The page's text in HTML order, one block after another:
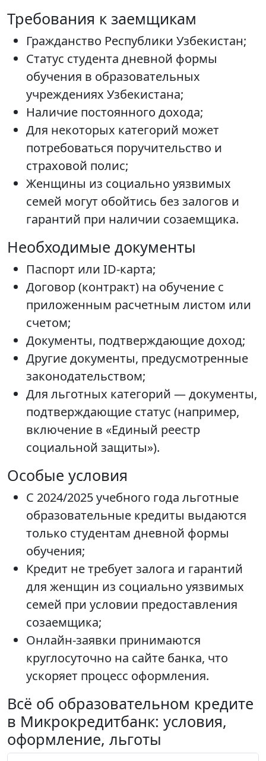
Требования к заемщикам
Гражданство Республики Узбекистан;
Статус студента дневной формы
обучения в образовательных
учреждениях Узбекистана;
Наличие постоянного дохода;
Для некоторых категорий может
потребоваться поручительство и
страховой полис;
Женщины из социально уязвимых
семей могут обойтись без залогов и
гарантий при наличии созаемщика.
Необходимые документы
Паспорт или ID-карта;
Договор (контракт) на обучение с
приложенным расчетным листом или
счетом;
Документы, подтверждающие доход;
Другие документы, предусмотренные
законодательством;
Для льготных категорий — документы,
подтверждающие статус (например,
включение в «Единый реестр
социальной защиты»).
Особые условия
С 2024/2025 учебного года льготные
образовательные кредиты выдаются
только студентам дневной формы
обучения;
Кредит не требует залога и гарантий
для женщин из социально уязвимых
семей при условии предоставления
созаемщика;
Онлайн-заявки принимаются
круглосуточно на сайте банка, что
ускоряет процесс оформления.
Всё об образовательном кредите
в Микрокредитбанк: условия,
оформление, льготы